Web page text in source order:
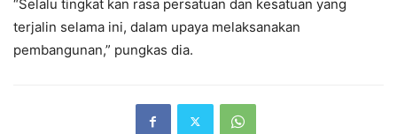
“Selalu tingkat kan rasa persatuan dan kesatuan yang
terjalin selama ini, dalam upaya melaksanakan
pembangunan,” pungkas dia.